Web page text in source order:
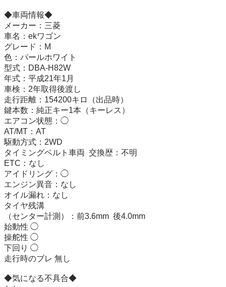
◆車両情報◆
メーカー：三菱
車名：ekワゴン
グレード：M
色：パールホワイト
型式：DBA-H82W
年式：平成21年1月
車検：2年取得後渡し
走行距離：154200キロ（出品時）
鍵本数：純正キー1本（キーレス）
エアコン状態：◯
AT/MT：AT
駆動方式：2WD
タイミングベルト車両  交換歴：不明
ETC：なし
アイドリング：◯
エンジン異音：なし
オイル漏れ：なし
タイヤ残溝
（センター計測）：前3.6mm  後4.0mm
始動性 ◯
操舵性 ◯
下回り ◯
走行時のブレ 無し
◆気になる不具合◆